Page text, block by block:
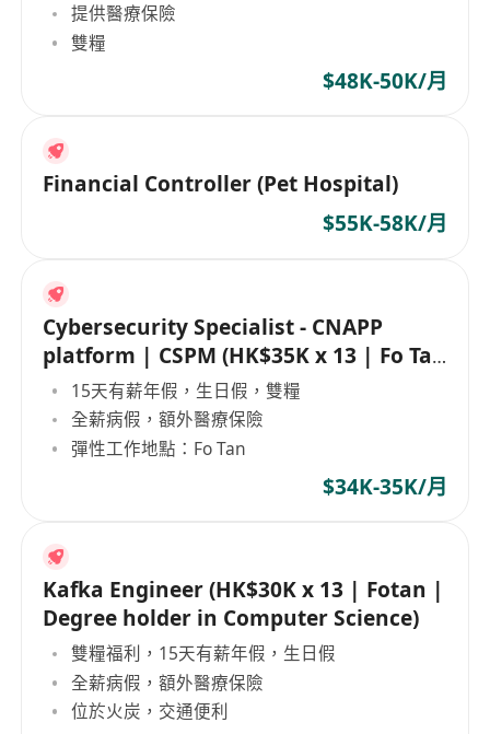
提供醫療保險
雙糧
$48K-50K/月
Financial Controller (Pet Hospital)
$55K-58K/月
Cybersecurity Specialist - CNAPP
platform | CSPM (HK$35K x 13 | Fo Tan
| 5 days)
15天有薪年假，生日假，雙糧
全薪病假，額外醫療保險
彈性工作地點：Fo Tan
$34K-35K/月
Kafka Engineer (HK$30K x 13 | Fotan |
Degree holder in Computer Science)
雙糧福利，15天有薪年假，生日假
全薪病假，額外醫療保險
位於火炭，交通便利